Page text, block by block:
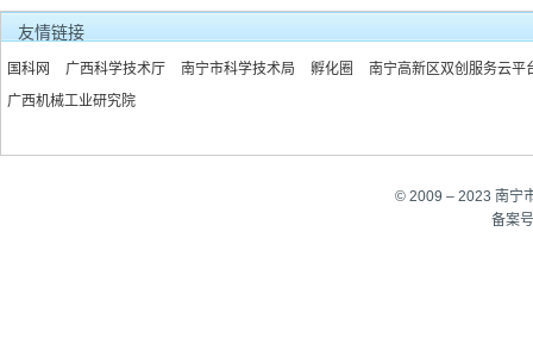
友情链接
国科网 广西科学技术厅 南宁市科学技术局 孵化圈
南宁高新区双创服务云平
广西机械工业研究院
© 2009 – 2023 南宁
备案